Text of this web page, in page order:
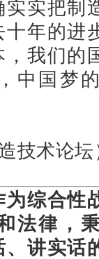
实把制
年的进
我们的
中国梦
技术论
为综合性
法律，
讲实话